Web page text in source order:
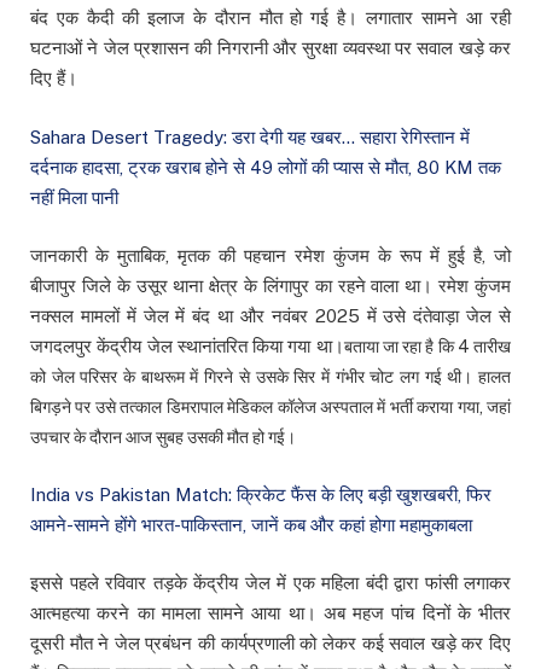
बंद एक कैदी की इलाज के दौरान मौत हो गई है। लगातार सामने आ रही
घटनाओं ने जेल प्रशासन की निगरानी और सुरक्षा व्यवस्था पर सवाल खड़े कर
दिए हैं।
Sahara Desert Tragedy: डरा देगी यह खबर… सहारा रेगिस्तान में
दर्दनाक हादसा, ट्रक खराब होने से 49 लोगों की प्यास से मौत, 80 KM तक
नहीं मिला पानी
जानकारी के मुताबिक, मृतक की पहचान रमेश कुंजम के रूप में हुई है, जो
बीजापुर जिले के उसूर थाना क्षेत्र के लिंगापुर का रहने वाला था। रमेश कुंजम
नक्सल मामलों में जेल में बंद था और नवंबर 2025 में उसे दंतेवाड़ा जेल से
जगदलपुर केंद्रीय जेल स्थानांतरित किया गया था।बताया जा रहा है कि 4 तारीख
को जेल परिसर के बाथरूम में गिरने से उसके सिर में गंभीर चोट लग गई थी। हालत
बिगड़ने पर उसे तत्काल डिमरापाल मेडिकल कॉलेज अस्पताल में भर्ती कराया गया, जहां
उपचार के दौरान आज सुबह उसकी मौत हो गई।
India vs Pakistan Match: क्रिकेट फैंस के लिए बड़ी खुशखबरी, फिर
आमने-सामने होंगे भारत-पाकिस्तान, जानें कब और कहां होगा महामुकाबला
इससे पहले रविवार तड़के केंद्रीय जेल में एक महिला बंदी द्वारा फांसी लगाकर
आत्महत्या करने का मामला सामने आया था। अब महज पांच दिनों के भीतर
दूसरी मौत ने जेल प्रबंधन की कार्यप्रणाली को लेकर कई सवाल खड़े कर दिए